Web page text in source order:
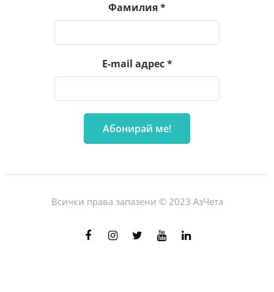
Фамилия*
E-mail адрес*
Всички права запазени © 2023 АзЧета